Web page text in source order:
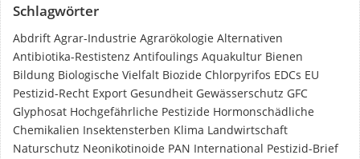
Schlagwörter
Abdrift Agrar-Industrie Agrarökologie Alternativen
Antibiotika-Restistenz Antifoulings Aquakultur Bienen
Bildung Biologische Vielfalt Biozide Chlorpyrifos EDCs EU
Pestizid-Recht Export Gesundheit Gewässerschutz GFC
Glyphosat Hochgefährliche Pestizide Hormonschädliche
Chemikalien Insektensterben Klima Landwirtschaft
Naturschutz Neonikotinoide PAN International Pestizid-Brief